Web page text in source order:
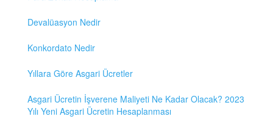
Devalüasyon Nedir
Konkordato Nedir
Yıllara Göre Asgari Ücretler
Asgari Ücretin İşverene Maliyeti Ne Kadar Olacak? 2023
Yılı Yeni Asgari Ücretin Hesaplanması